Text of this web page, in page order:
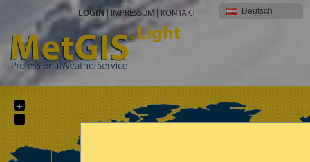
LOGIN| IMPRESSUM | KONTAKT Deutsch
Light
+
−